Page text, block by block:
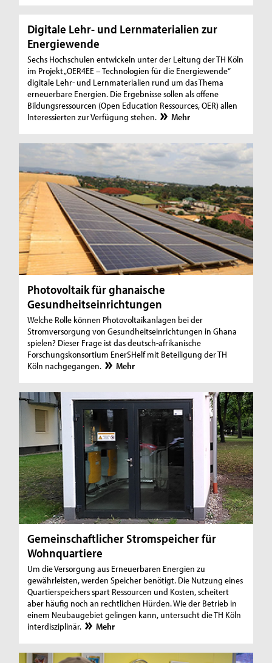
Digitale Lehr- und Lernmaterialien zur
Energiewende
Sechs Hochschulen entwickeln unter der Leitung der TH Köln
im Projekt „OER4EE – Technologien für die Energiewende“
digitale Lehr- und Lernmaterialien rund um das Thema
erneuerbare Energien. Die Ergebnisse sollen als offene
Bildungsressourcen (Open Education Ressources, OER) allen
Interessierten zur Verfügung stehen.
Mehr
Photovoltaik für ghanaische
Gesundheitseinrichtungen
Welche Rolle können Photovoltaikanlagen bei der
Stromversorgung von Gesundheitseinrichtungen in Ghana
spielen? Dieser Frage ist das deutsch-afrikanische
Forschungskonsortium EnerSHelf mit Beteiligung der TH
Köln nachgegangen.
Mehr
Gemeinschaftlicher Stromspeicher für
Wohnquartiere
Um die Versorgung aus Erneuerbaren Energien zu
gewährleisten, werden Speicher benötigt. Die Nutzung eines
Quartierspeichers spart Ressourcen und Kosten, scheitert
aber häufig noch an rechtlichen Hürden. Wie der Betrieb in
einem Neubaugebiet gelingen kann, untersucht die TH Köln
interdisziplinär.
Mehr